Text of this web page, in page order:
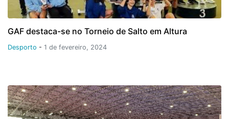
GAF destaca-se no Torneio de Salto em Altura
Desporto - 1 de fevereiro, 2024